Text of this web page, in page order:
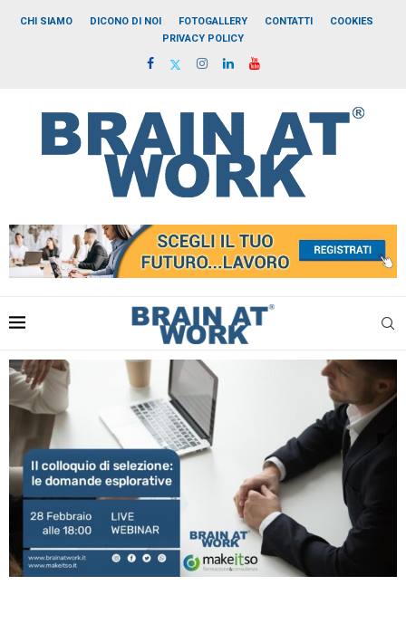
CHI SIAMO DICONO DI NOI FOTOGALLERY CONTATTI
COOKIES
PRIVACY POLICY